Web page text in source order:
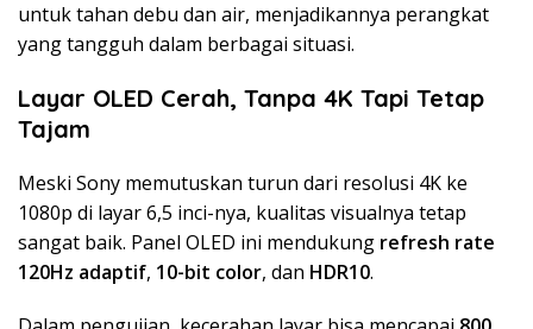
untuk tahan debu dan air, menjadikannya perangkat
yang tangguh dalam berbagai situasi.
Layar OLED Cerah, Tanpa 4K Tapi Tetap
Tajam
Meski Sony memutuskan turun dari resolusi 4K ke
1080p di layar 6,5 inci-nya, kualitas visualnya tetap
sangat baik. Panel OLED ini mendukung refresh rate
120Hz adaptif, 10-bit color, dan HDR10.